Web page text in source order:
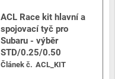
ACL Race kit hlavní a
spojovací tyč pro
Subaru - výběr
STD/0.25/0.50
Článek č. ACL_KIT